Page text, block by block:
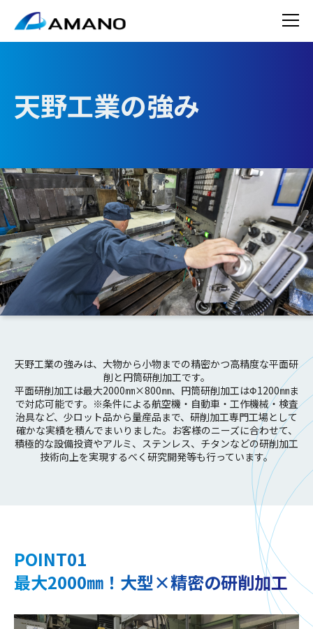
天野工業の強み
天野工業の強みは、大物から小物までの精密かつ高精度な平面研
削と円筒研削加工です。
平面研削加工は最大2000㎜×800㎜、円筒研削加工はΦ1200㎜ま
で対応可能です。※条件による航空機・自動車・工作機械・検査
治具など、少ロット品から量産品まで、研削加工専門工場として
確かな実績を積んでまいりました。お客様のニーズに合わせて、
積極的な設備投資やアルミ、ステンレス、チタンなどの研削加工
技術向上を実現するべく研究開発等も行っています。
POINT01
最大2000㎜！大型×精密の研削加工